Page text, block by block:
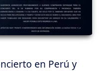
en Perú y